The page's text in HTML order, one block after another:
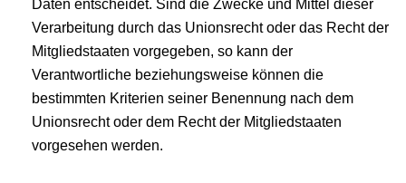
Daten entscheidet. Sind die Zwecke und Mittel dieser
Verarbeitung durch das Unionsrecht oder das Recht der
Mitgliedstaaten vorgegeben, so kann der
Verantwortliche beziehungsweise können die
bestimmten Kriterien seiner Benennung nach dem
Unionsrecht oder dem Recht der Mitgliedstaaten
vorgesehen werden.